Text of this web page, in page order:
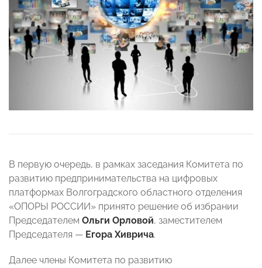
В первую очередь, в рамках заседания Комитета по
развитию предпринимательства на цифровых
платформах Волгоградского областного отделения
«ОПОРЫ РОССИИ» принято решение об избрании
Председателем Ольги Орловой, заместителем
Председателя — Егора Хиврича.
Далее члены Комитета по развитию